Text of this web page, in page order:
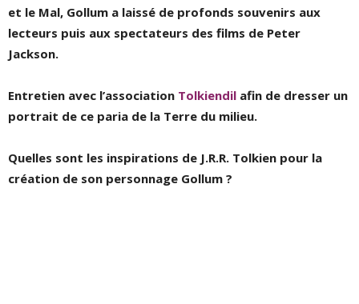
et le Mal, Gollum a laissé de profonds souvenirs aux
lecteurs puis aux spectateurs des films de Peter
Jackson.
Entretien avec l’association Tolkiendil afin de dresser un
portrait de ce paria de la Terre du milieu.
Quelles sont les inspirations de J.R.R. Tolkien pour la
création de son personnage Gollum ?